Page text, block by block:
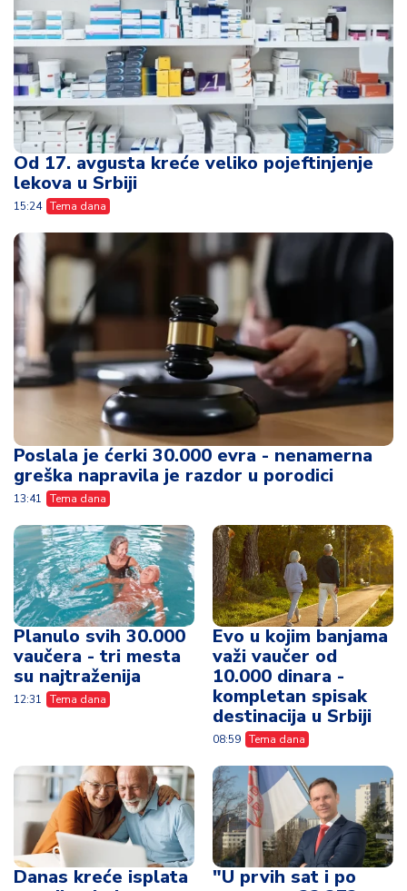
Od 17. avgusta kreće veliko pojeftinjenje
lekova u Srbiji
15:24 Tema dana
Poslala je ćerki 30.000 evra - nenamerna
greška napravila je razdor u porodici
13:41 Tema dana
Planulo svih 30.000
vaučera - tri mesta
su najtraženija
12:31 Tema dana
Evo u kojim banjama
važi vaučer od
10.000 dinara -
kompletan spisak
destinacija u Srbiji
08:59 Tema dana
Danas kreće isplata
"U prvih sat i po